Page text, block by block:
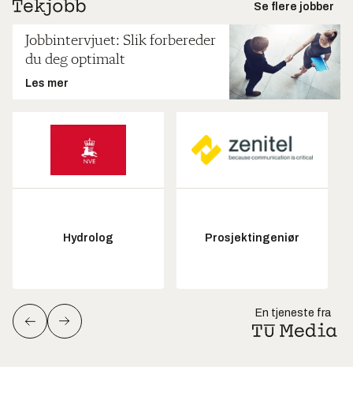
Se flere jobber
Jobbintervjuet: Slik forbereder
du deg optimalt
Les mer
Hydrolog Prosjektingeniør
En tjeneste fra